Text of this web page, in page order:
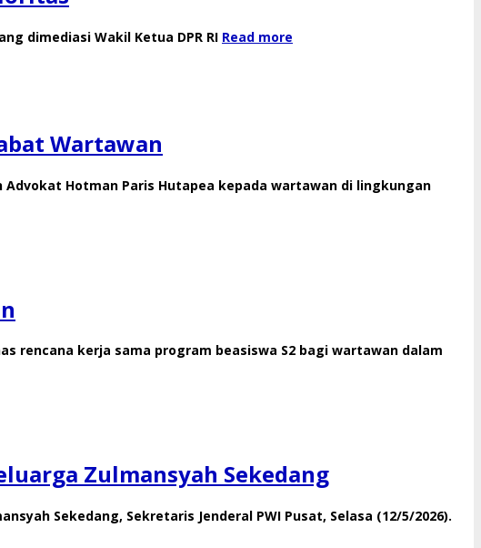
dimediasi Wakil Ketua DPR RI Read more
Wartawan
Hotman Paris Hutapea kepada wartawan di lingkungan
rencana kerja sama program beasiswa S2 bagi wartawan dalam
Zulmansyah Sekedang
Sekedang, Sekretaris Jenderal PWI Pusat, Selasa (12/5/2026).